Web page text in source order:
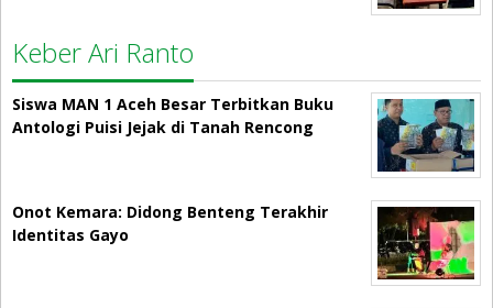
Keber Ari Ranto
Siswa MAN 1 Aceh Besar Terbitkan Buku
Antologi Puisi Jejak di Tanah Rencong
Onot Kemara: Didong Benteng Terakhir
Identitas Gayo